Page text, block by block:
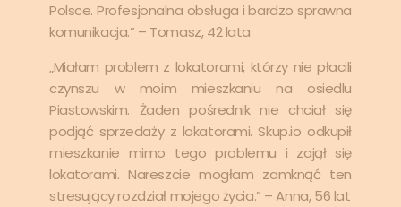
Polsce. Profesjonalna obsługa i bardzo sprawna
komunikacja.” – Tomasz, 42 lata
„Miałam problem z lokatorami, którzy nie płacili
czynszu w moim mieszkaniu na osiedlu
Piastowskim. Żaden pośrednik nie chciał się
podjąć sprzedaży z lokatorami. Skup.io odkupił
mieszkanie mimo tego problemu i zajął się
lokatorami. Nareszcie mogłam zamknąć ten
stresujący rozdział mojego życia.” – Anna, 56 lat